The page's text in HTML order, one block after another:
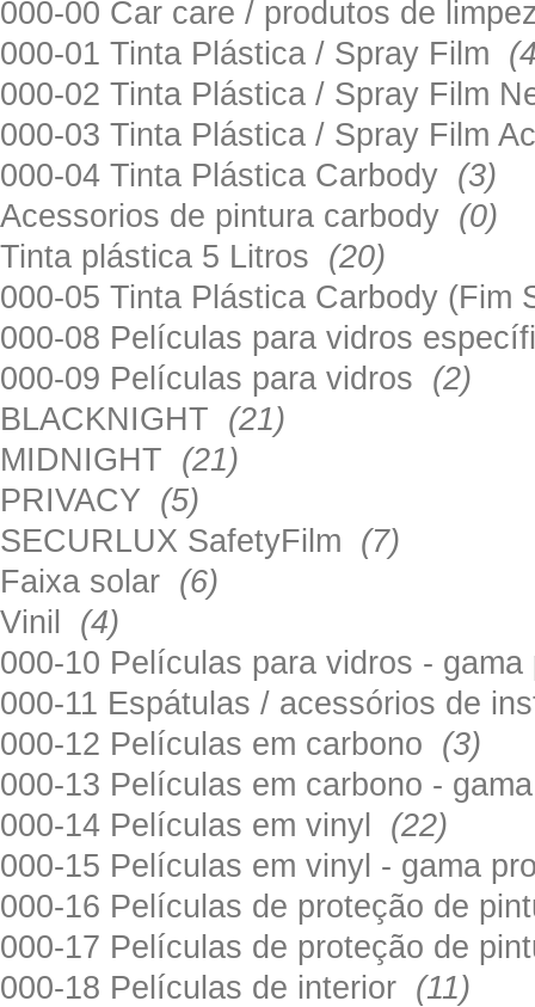
000-00 Car care / produtos de
000-01 Tinta Plástica / Spray Film
000-02 Tinta Plástica / Spray Film
000-03 Tinta Plástica / Spray Film
000-04 Tinta Plástica Carbody (3)
Acessorios de pintura carbody (0)
Tinta plástica 5 Litros (20)
000-05 Tinta Plástica Carbody
000-08 Películas para vidros
000-09 Películas para vidros (2)
BLACKNIGHT (21)
MIDNIGHT (21)
PRIVACY (5)
SECURLUX SafetyFilm (7)
Faixa solar (6)
Vinil (4)
000-10 Películas para vidros -
000-11 Espátulas / acessórios de
000-12 Películas em carbono (3)
000-13 Películas em carbono -
000-14 Películas em vinyl (22)
000-15 Películas em vinyl - gama
000-16 Películas de proteção de
000-17 Películas de proteção de
000-18 Películas de interior (11)